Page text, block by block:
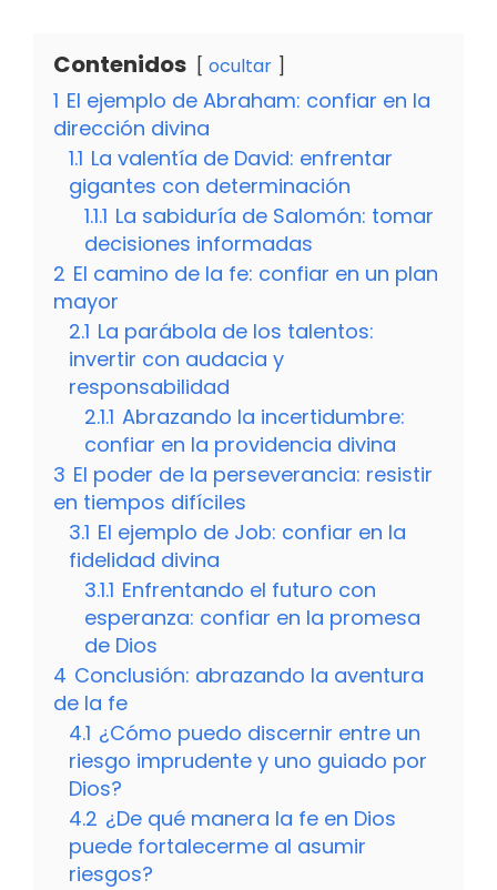
Contenidos ocultar
1 El ejemplo de Abraham: confiar en la
dirección divina
1.1 La valentía de David: enfrentar
gigantes con determinación
1.1.1 La sabiduría de Salomón: tomar
decisiones informadas
2 El camino de la fe: confiar en un plan
mayor
2.1 La parábola de los talentos:
invertir con audacia y
responsabilidad
2.1.1 Abrazando la incertidumbre:
confiar en la providencia divina
3 El poder de la perseverancia: resistir
en tiempos difíciles
3.1 El ejemplo de Job: confiar en la
fidelidad divina
3.1.1 Enfrentando el futuro con
esperanza: confiar en la promesa
de Dios
4 Conclusión: abrazando la aventura
de la fe
4.1 ¿Cómo puedo discernir entre un
riesgo imprudente y uno guiado por
Dios?
4.2 ¿De qué manera la fe en Dios
puede fortalecerme al asumir
riesgos?